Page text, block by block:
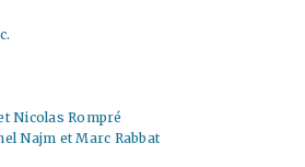
Nicolas Rompré
Najm et Marc Rabbat